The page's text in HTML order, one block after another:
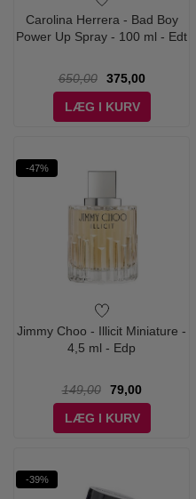
Carolina Herrera - Bad Boy
Power Up Spray - 100 ml - Edt
650,00
375,00
LÆG I KURV
-47%
Jimmy Choo - Illicit Miniature -
4,5 ml - Edp
149,00
79,00
LÆG I KURV
-39%